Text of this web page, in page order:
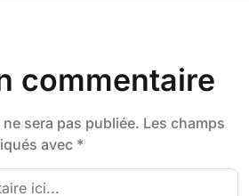
commentaire
sera pas publiée. Les champs
avec *